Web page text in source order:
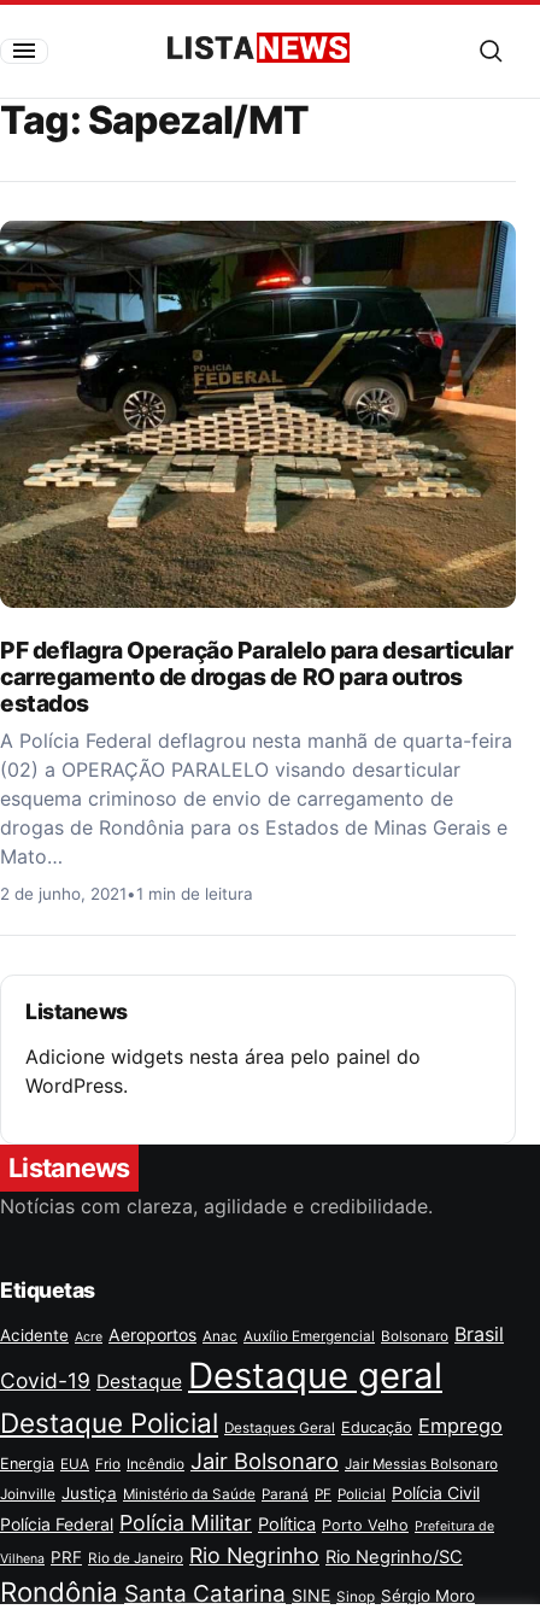
Listanews
Tag: Sapezal/MT
PF deflagra Operação Paralelo para desarticular
carregamento de drogas de RO para outros
estados
A Polícia Federal deflagrou nesta manhã de quarta-feira
(02) a OPERAÇÃO PARALELO visando desarticular
esquema criminoso de envio de carregamento de
drogas de Rondônia para os Estados de Minas Gerais e
Mato…
2 de junho, 2021•1 min de leitura
Listanews
Adicione widgets nesta área pelo painel do
WordPress.
Listanews
Notícias com clareza, agilidade e credibilidade.
Etiquetas
Acidente Acre Aeroportos Anac Auxílio Emergencial Bolsonaro Brasil
Covid-19 Destaque Destaque geral
Destaque Policial Destaques Geral Educação Emprego
Energia EUA Frio Incêndio Jair Bolsonaro Jair Messias Bolsonaro
Joinville Justiça Ministério da Saúde Paraná PF Policial Polícia Civil
Polícia Federal Polícia Militar Política Porto Velho Prefeitura de
Vilhena PRF Rio de Janeiro Rio Negrinho Rio Negrinho/SC
Rondônia Santa Catarina SINE Sinop Sérgio Moro